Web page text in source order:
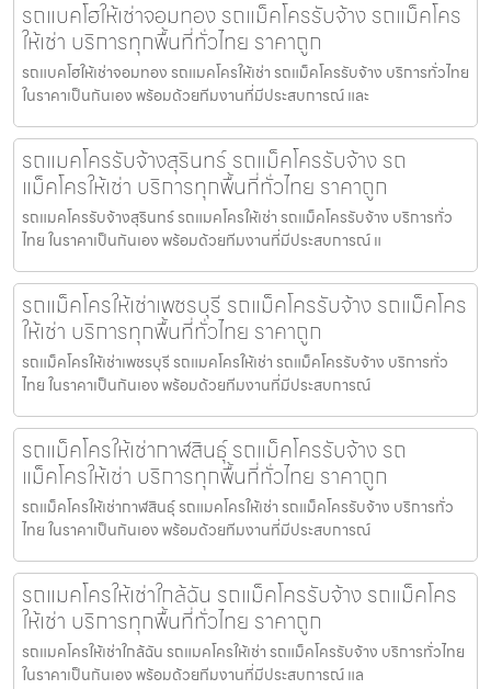
รถแบคโฮให้เช่าจอมทอง รถแม็คโครรับจ้าง รถแม็คโคร
ให้เช่า บริการทุกพื้นที่ทั่วไทย ราคาถูก
รถแบคโฮให้เช่าจอมทอง รถแมคโครให้เช่า รถแม็คโครรับจ้าง บริการทั่วไทย
ในราคาเป็นกันเอง พร้อมด้วยทีมงานที่มีประสบการณ์ และ
รถแมคโครรับจ้างสุรินทร์ รถแม็คโครรับจ้าง รถ
แม็คโครให้เช่า บริการทุกพื้นที่ทั่วไทย ราคาถูก
รถแมคโครรับจ้างสุรินทร์ รถแมคโครให้เช่า รถแม็คโครรับจ้าง บริการทั่ว
ไทย ในราคาเป็นกันเอง พร้อมด้วยทีมงานที่มีประสบการณ์ แ
รถแม็คโครให้เช่าเพชรบุรี รถแม็คโครรับจ้าง รถแม็คโคร
ให้เช่า บริการทุกพื้นที่ทั่วไทย ราคาถูก
รถแม็คโครให้เช่าเพชรบุรี รถแมคโครให้เช่า รถแม็คโครรับจ้าง บริการทั่ว
ไทย ในราคาเป็นกันเอง พร้อมด้วยทีมงานที่มีประสบการณ์
รถแม็คโครให้เช่ากาฬสินธุ์ รถแม็คโครรับจ้าง รถ
แม็คโครให้เช่า บริการทุกพื้นที่ทั่วไทย ราคาถูก
รถแม็คโครให้เช่ากาฬสินธุ์ รถแมคโครให้เช่า รถแม็คโครรับจ้าง บริการทั่ว
ไทย ในราคาเป็นกันเอง พร้อมด้วยทีมงานที่มีประสบการณ์
รถแมคโครให้เช่าใกล้ฉัน รถแม็คโครรับจ้าง รถแม็คโคร
ให้เช่า บริการทุกพื้นที่ทั่วไทย ราคาถูก
รถแมคโครให้เช่าใกล้ฉัน รถแมคโครให้เช่า รถแม็คโครรับจ้าง บริการทั่วไทย
ในราคาเป็นกันเอง พร้อมด้วยทีมงานที่มีประสบการณ์ แล